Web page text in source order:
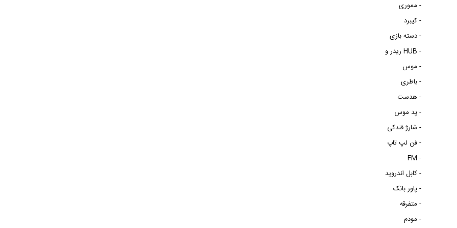
مموری -
کیبرد -
دسته بازی -
ریدر و HUB -
موس -
باطری -
هدست -
پد موس -
شارژ فندکی -
فن لپ تاپ -
FM -
کابل اندروید -
پاور بانک -
متفرقه -
مودم -